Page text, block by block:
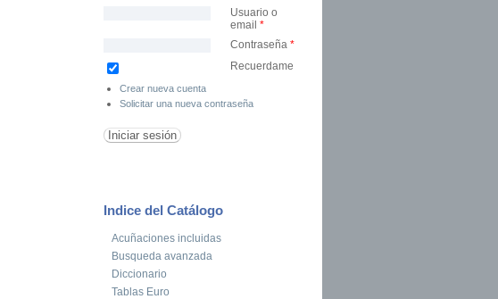
Usuario o
email *
Contraseña *
Recuerdame
Crear nueva cuenta
Solicitar una nueva contraseña
Indice del Catálogo
Acuñaciones incluidas
Busqueda avanzada
Diccionario
Tablas Euro